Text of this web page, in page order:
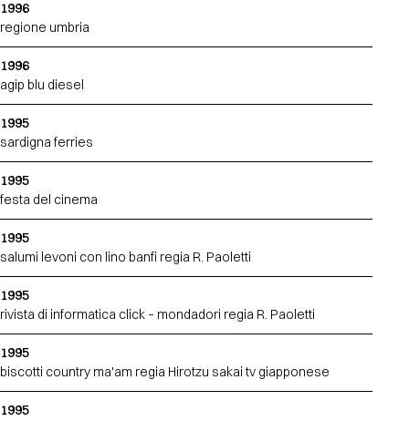
1996
regione umbria
1996
agip blu diesel
1995
sardigna ferries
1995
festa del cinema
1995
salumi levoni con lino banfi regia R. Paoletti
1995
rivista di informatica click – mondadori regia R. Paoletti
1995
biscotti country ma'am regia Hirotzu sakai tv giapponese
1995